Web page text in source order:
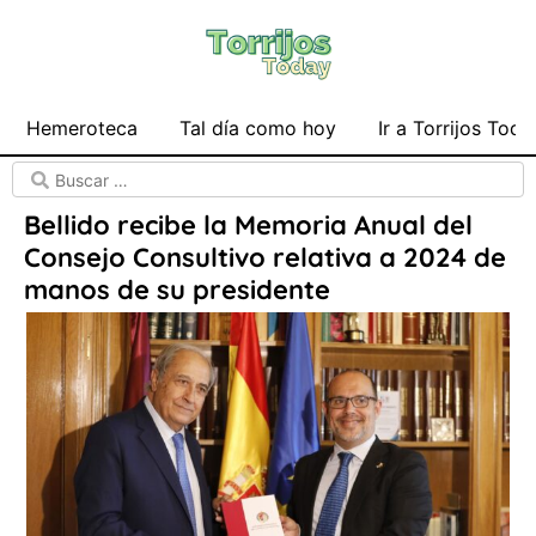
Hemeroteca Tal día como hoy Ir a Torrijos
Bellido recibe la Memoria Anual del
Consejo Consultivo relativa a 2024 de
manos de su presidente